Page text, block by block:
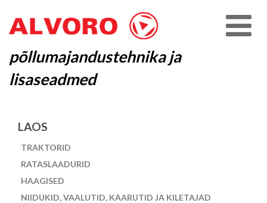
põllumajandustehnika ja
lisaseadmed
LAOS
TRAKTORID
RATASLAADURID
HAAGISED
NIIDUKID, VAALUTID, KAARUTID JA KILETAJAD